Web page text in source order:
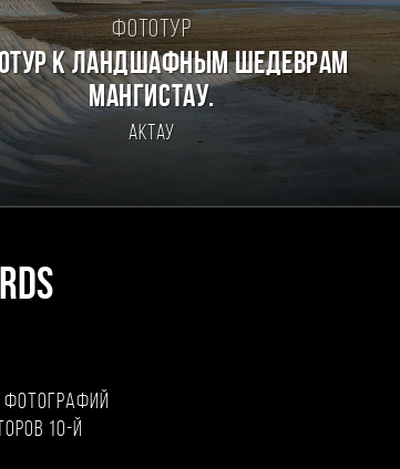
Фототур
к ландшафным шедеврам
Мангистау.
Актау
фотографий
10-й